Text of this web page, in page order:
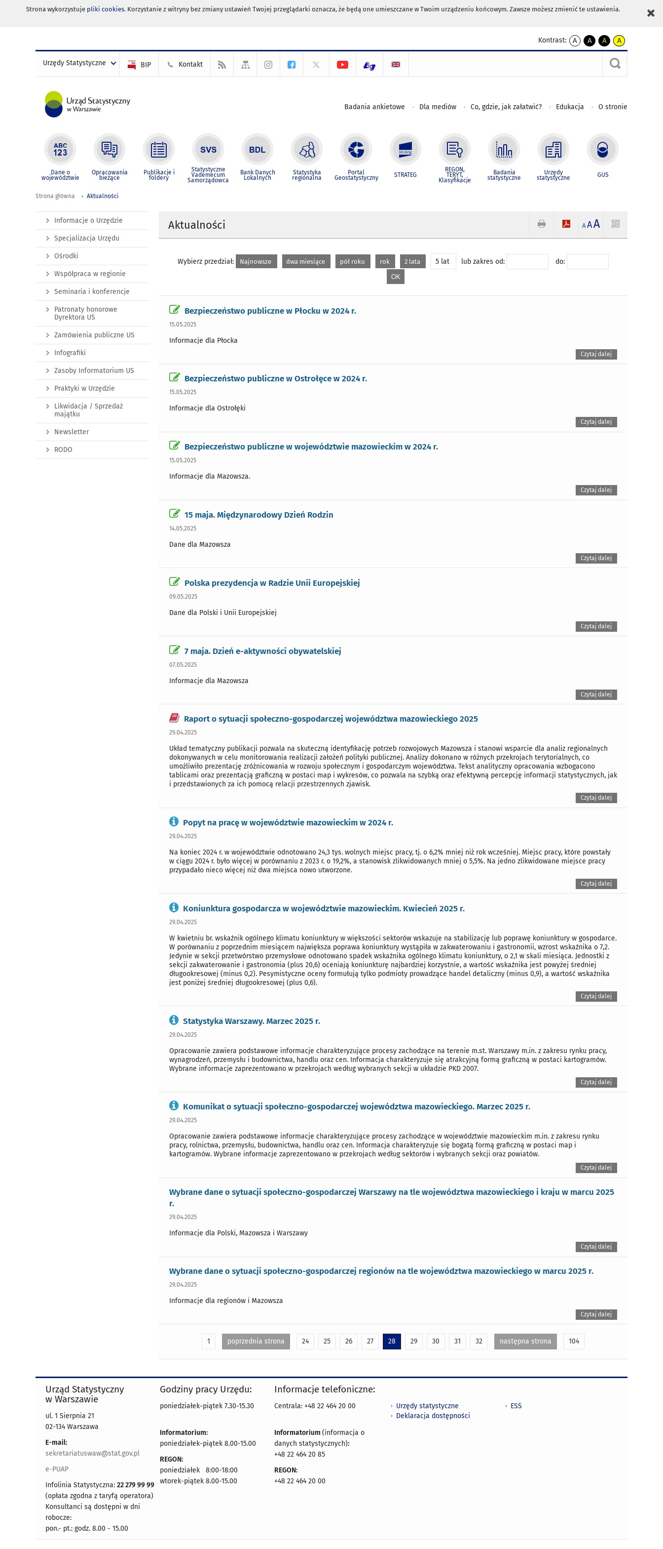
Strona wykorzystuje pliki cookies. Korzystanie z witryny bez zmiany ustawień Twojej przeglądarki oznacza, że będą one umieszczane w Twoim urządzeniu końcowym. Zawsze możesz zmienić te ustawienia.
Kontrast:
A
kontrast
A
kontrast
czarnym
A
kontrast
żółty
tekst
czarnym
A
kontrast
czarny
tekst
żółtym
Urzędy Statystyczne BIP Kontakt
Badania ankietowe Dla mediów Co, gdzie, jak załatwić? Edukacja O stronie
Dane o
województwie
Opracowania
bieżące
Publikacje i
foldery
Statystyczne
Vademecum
Samorządowca
Bank Danych
Lokalnych
Statystyka
regionalna
Portal
Geostatystyczny STRATEG
REGON,
TERYT,
Klasyfikacje
Badania
statystyczne
Urzędy
statystyczne GUS
Strona główna Aktualności
Aktualności A AA
Wybierz przedział: Najnowsze dwa miesiące pół roku rok 2 lata 5 lat lub zakres od: do:
Bezpieczeństwo publiczne w Płocku w 2024 r.
15.05.2025
Informacje dla Płocka
Czytaj dalej
Bezpieczeństwo publiczne w Ostrołęce w 2024 r.
15.05.2025
Informacje dla Ostrołęki
Czytaj dalej
Bezpieczeństwo publiczne w województwie mazowieckim w 2024 r.
15.05.2025
Informacje dla Mazowsza.
Czytaj dalej
15 maja. Międzynarodowy Dzień Rodzin
14.05.2025
Dane dla Mazowsza
Czytaj dalej
Polska prezydencja w Radzie Unii Europejskiej
09.05.2025
Dane dla Polski i Unii Europejskiej
Czytaj dalej
7 maja. Dzień e-aktywności obywatelskiej
07.05.2025
Informacje dla Mazowsza
Czytaj dalej
Raport o sytuacji społeczno-gospodarczej województwa mazowieckiego 2025
29.04.2025
Układ tematyczny publikacji pozwala na skuteczną identyfikację potrzeb rozwojowych Mazowsza i stanowi wsparcie dla analiz regionalnych
dokonywanych w celu monitorowania realizacji założeń polityki publicznej. Analizy dokonano w różnych przekrojach terytorialnych, co
umożliwiło prezentację zróżnicowania w rozwoju społecznym i gospodarczym województwa. Tekst analityczny opracowania wzbogacono
tablicami oraz prezentacją graficzną w postaci map i wykresów, co pozwala na szybką oraz efektywną percepcję informacji statystycznych, jak
i przedstawionych za ich pomocą relacji przestrzennych zjawisk.
Czytaj dalej
Popyt na pracę w województwie mazowieckim w 2024 r.
29.04.2025
Na koniec 2024 r. w województwie odnotowano 24,3 tys. wolnych miejsc pracy, tj. o 6,2% mniej niż rok wcześniej. Miejsc pracy, które powstały
w ciągu 2024 r. było więcej w porównaniu z 2023 r. o 19,2%, a stanowisk zlikwidowanych mniej o 5,5%. Na jedno zlikwidowane miejsce pracy
przypadało nieco więcej niż dwa miejsca nowo utworzone.
Czytaj dalej
Koniunktura gospodarcza w województwie mazowieckim. Kwiecień 2025 r.
29.04.2025
W kwietniu br. wskaźnik ogólnego klimatu koniunktury w większości sektorów wskazuje na stabilizację lub poprawę koniunktury w gospodarce.
W porównaniu z poprzednim miesiącem największa poprawa koniunktury wystąpiła w zakwaterowaniu i gastronomii, wzrost wskaźnika o 7,2.
Jedynie w sekcji przetwórstwo przemysłowe odnotowano spadek wskaźnika ogólnego klimatu koniunktury, o 2,1 w skali miesiąca. Jednostki z
sekcji zakwaterowanie i gastronomia (plus 20,6) oceniają koniunkturę najbardziej korzystnie, a wartość wskaźnika jest powyżej średniej
długookresowej (minus 0,2). Pesymistyczne oceny formułują tylko podmioty prowadzące handel detaliczny (minus 0,9), a wartość wskaźnika
jest poniżej średniej długookresowej (plus 0,6).
Czytaj dalej
Statystyka Warszawy. Marzec 2025 r.
29.04.2025
Opracowanie zawiera podstawowe informacje charakteryzujące procesy zachodzące na terenie m.st. Warszawy m.in. z zakresu rynku pracy,
wynagrodzeń, przemysłu i budownictwa, handlu oraz cen. Informacja charakteryzuje się atrakcyjną formą graficzną w postaci kartogramów.
Wybrane informacje zaprezentowano w przekrojach według wybranych sekcji w układzie PKD 2007.
Czytaj dalej
Komunikat o sytuacji społeczno-gospodarczej województwa mazowieckiego. Marzec 2025 r.
29.04.2025
Opracowanie zawiera podstawowe informacje charakteryzujące procesy zachodzące w województwie mazowieckim m.in. z zakresu rynku
pracy, rolnictwa, przemysłu, budownictwa, handlu oraz cen. Informacja charakteryzuje się bogatą formą graficzną w postaci map i
kartogramów. Wybrane informacje zaprezentowano w przekrojach według sektorów i wybranych sekcji oraz powiatów.
Czytaj dalej
Wybrane dane o sytuacji społeczno-gospodarczej Warszawy na tle województwa mazowieckiego i kraju w marcu 2025
r.
29.04.2025
Informacje dla Polski, Mazowsza i Warszawy
Czytaj dalej
Wybrane dane o sytuacji społeczno-gospodarczej regionów na tle województwa mazowieckiego w marcu 2025 r.
29.04.2025
Informacje dla regionów i Mazowsza
Czytaj dalej
1 poprzednia strona 24 25 26 27 28 29 30 31 32 następna strona 104
Informacje o Urzędzie
Specjalizacja Urzędu
Ośrodki
Współpraca w regionie
Seminaria i konferencje
Patronaty honorowe
Dyrektora US
Zamówienia publiczne US
Infografiki
Zasoby Informatorium US
Praktyki w Urzędzie
Likwidacja / Sprzedaż
majątku
Newsletter
RODO
Urząd Statystyczny
w Warszawie
ul. 1 Sierpnia 21
02-134 Warszawa
E-mail:
sekretariatuswaw@stat.gov.pl
e-PUAP
Infolinia Statystyczna: 22 279 99 99
(opłata zgodna z taryfą operatora)
Konsultanci są dostępni w dni
robocze:
pon.- pt.: godz. 8.00 - 15.00
Godziny pracy Urzędu:
poniedziałek-piątek 7.30-15.30
Informatorium:
poniedziałek-piątek 8.00-15.00
REGON:
poniedziałek 8:00-18:00
wtorek-piątek 8.00-15.00
Informacje telefoniczne:
Centrala: +48 22 464 20 00
Informatorium (informacja o
danych statystycznych):
+48 22 464 20 85
REGON:
+48 22 464 20 00
Urzędy statystyczne
Deklaracja dostępności
ESS